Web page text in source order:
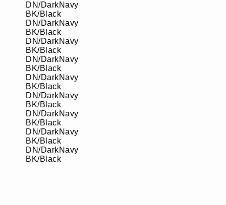
DN/DarkNavy
BK/Black
DN/DarkNavy
BK/Black
DN/DarkNavy
BK/Black
DN/DarkNavy
BK/Black
DN/DarkNavy
BK/Black
DN/DarkNavy
BK/Black
DN/DarkNavy
BK/Black
DN/DarkNavy
BK/Black
DN/DarkNavy
BK/Black